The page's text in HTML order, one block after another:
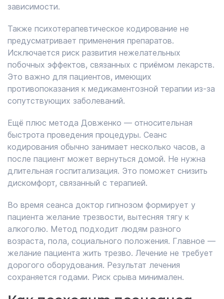
зависимости.
Также психотерапевтическое кодирование не
предусматривает применения препаратов.
Исключается риск развития нежелательных
побочных эффектов, связанных с приёмом лекарств.
Это важно для пациентов, имеющих
противопоказания к медикаментозной терапии из-за
сопутствующих заболеваний.
Ещё плюс метода Довженко — относительная
быстрота проведения процедуры. Сеанс
кодирования обычно занимает несколько часов, а
после пациент может вернуться домой. Не нужна
длительная госпитализация. Это поможет снизить
дискомфорт, связанный с терапией.
Во время сеанса доктор гипнозом формирует у
пациента желание трезвости, вытесняя тягу к
алкоголю. Метод подходит людям разного
возраста, пола, социального положения. Главное —
желание пациента жить трезво. Лечение не требует
дорогого оборудования. Результат лечения
сохраняется годами. Риск срыва минимален.